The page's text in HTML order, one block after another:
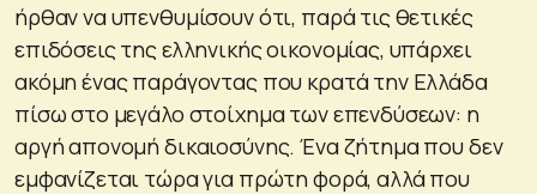
ήρθαν να υπενθυμίσουν ότι, παρά τις θετικές
επιδόσεις της ελληνικής οικονομίας, υπάρχει
ακόμη ένας παράγοντας που κρατά την Ελλάδα
πίσω στο μεγάλο στοίχημα των επενδύσεων: η
αργή απονομή δικαιοσύνης. Ένα ζήτημα που δεν
εμφανίζεται τώρα για πρώτη φορά, αλλά που